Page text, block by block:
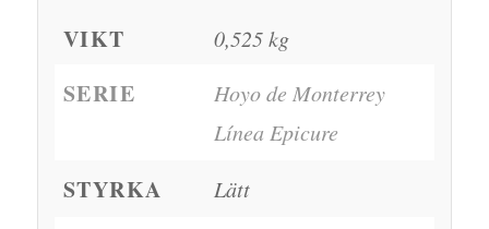
VIKT 0,525 kg
SERIE
Hoyo de Monterrey
Línea Epicure
STYRKA Lätt